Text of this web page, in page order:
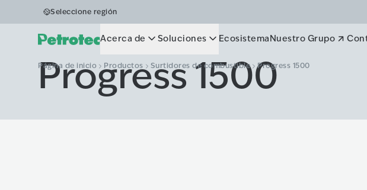
Seleccione región
Acerca de Soluciones EcosistemaNuestro Grupo
Página de inicio Productos Surtidores de combustible Progress 1500
Progress 1500